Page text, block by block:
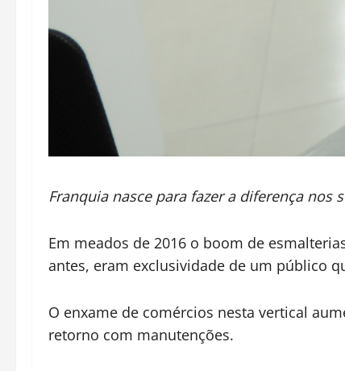
Franquia nasce para fazer a diferença nos
Em meados de 2016 o boom de
antes, eram exclusividade de um público
O enxame de comércios nesta vertical
retorno com manutenções.